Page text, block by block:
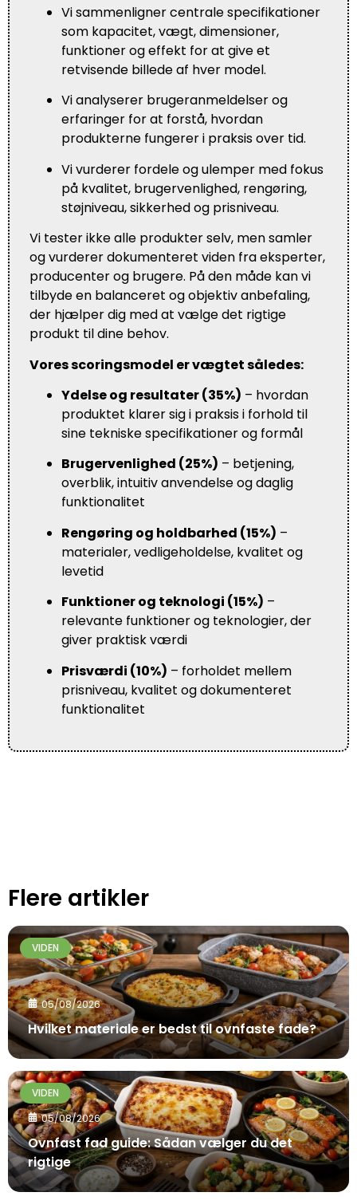
Vi sammenligner centrale specifikationer
som kapacitet, vægt, dimensioner,
funktioner og effekt for at give et
retvisende billede af hver model.
Vi analyserer brugeranmeldelser og
erfaringer for at forstå, hvordan
produkterne fungerer i praksis over tid.
Vi vurderer fordele og ulemper med fokus
på kvalitet, brugervenlighed, rengøring,
støjniveau, sikkerhed og prisniveau.
Vi tester ikke alle produkter selv, men samler
og vurderer dokumenteret viden fra eksperter,
producenter og brugere. På den måde kan vi
tilbyde en balanceret og objektiv anbefaling,
der hjælper dig med at vælge det rigtige
produkt til dine behov.
Vores scoringsmodel er vægtet således:
Ydelse og resultater (35%) – hvordan
produktet klarer sig i praksis i forhold til
sine tekniske specifikationer og formål
Brugervenlighed (25%) – betjening,
overblik, intuitiv anvendelse og daglig
funktionalitet
Rengøring og holdbarhed (15%) –
materialer, vedligeholdelse, kvalitet og
levetid
Funktioner og teknologi (15%) –
relevante funktioner og teknologier, der
giver praktisk værdi
Prisværdi (10%) – forholdet mellem
prisniveau, kvalitet og dokumenteret
funktionalitet
Flere artikler
VIDEN
05/08/2026
Hvilket materiale er bedst til ovnfaste fade?
VIDEN
05/08/2026
Ovnfast fad guide: Sådan vælger du det
rigtige